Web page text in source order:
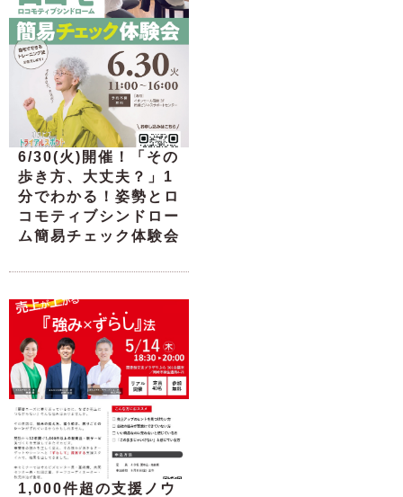
6/30(火)開催！「その
歩き方、大丈夫？」1
分でわかる！姿勢とロ
コモティブシンドロー
ム簡易チェック体験会
1,000件超の支援ノウ